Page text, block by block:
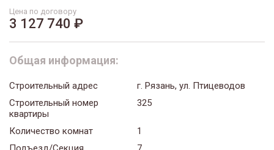
Цена по договору
3 127 740 ₽
Общая информация:
Строительный адрес
г. Рязань, ул. Птицеводов
Строительный номер
квартиры
325
Количество комнат
1